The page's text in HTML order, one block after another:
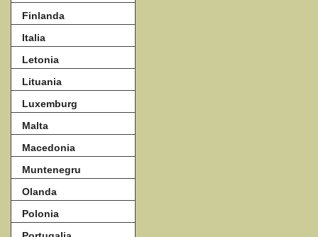
Finlanda
Italia
Letonia
Lituania
Luxemburg
Malta
Macedonia
Muntenegru
Olanda
Polonia